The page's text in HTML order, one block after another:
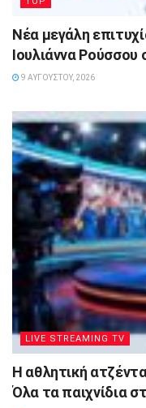
Νέα μεγάλη
Ιουλιάννα Ρούσσου
9 ΑΥΓΟΎΣΤΟΥ, 2026
LIVE STREAMING TV
Η αθλητική
Όλα τα παιχνίδια